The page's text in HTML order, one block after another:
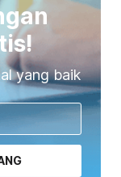
yang baik